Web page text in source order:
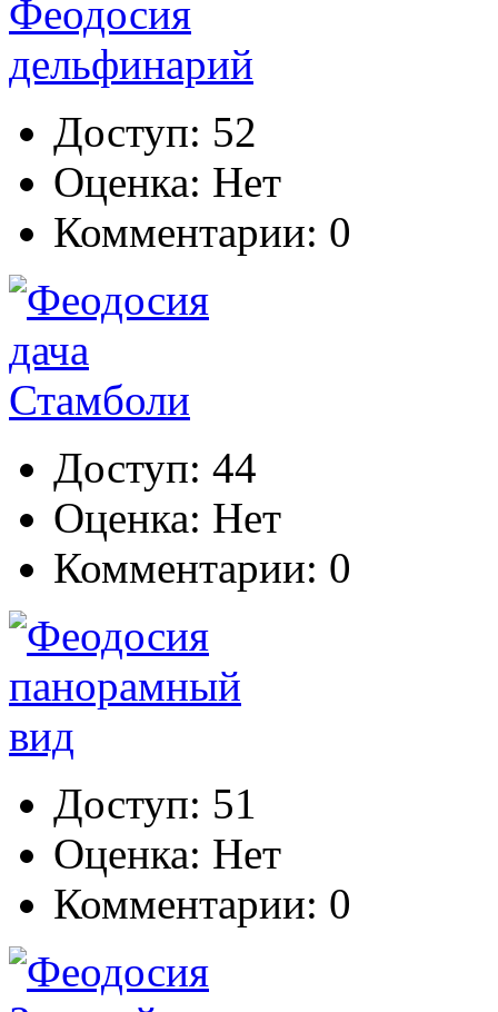
Доступ: 52
Оценка: Нет
Комментарии: 0
Доступ: 44
Оценка: Нет
Комментарии: 0
Доступ: 51
Оценка: Нет
Комментарии: 0